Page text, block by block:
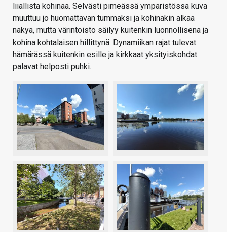
liiallista kohinaa. Selvästi pimeässä ympäristössä kuva
muuttuu jo huomattavan tummaksi ja kohinakin alkaa
näkyä, mutta värintoisto säilyy kuitenkin luonnollisena ja
kohina kohtalaisen hillittynä. Dynamiikan rajat tulevat
hämärässä kuitenkin esille ja kirkkaat yksityiskohdat
palavat helposti puhki.